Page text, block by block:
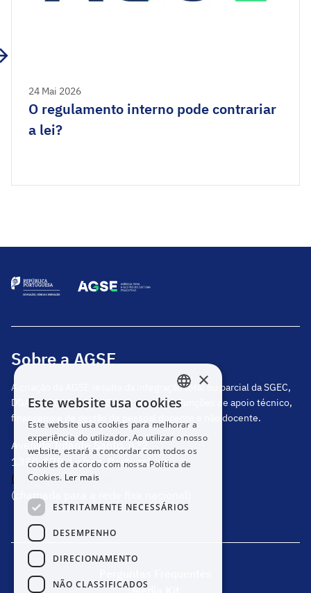
24 Mai 2026
O regulamento interno pode contrariar
a lei?
Sobre a AGSE
A criação da AGSE resulta da integração total ou parcial da SGEC,
DGAE, DGEstE e IGeFE, que centraliza funções de apoio técnico,
financeiro e de gestão de pessoal docente e não docente.
Avenida Infante Santo, n.º2
1350-178, Lisboa, Portugal
(+351) 217 811 600
(chamada para a rede fixa nacional)
PORTUGUESE
ENGLISH
×
Este website usa cookies
Este website usa cookies para melhorar a
experiência do utilizador. Ao utilizar o nosso
website, estará a concordar com todos os
cookies de acordo com nossa Política de
Cookies. Ler mais
ESTRITAMENTE NECESSÁRIOS
DESEMPENHO
DIRECIONAMENTO
NÃO CLASSIFICADOS